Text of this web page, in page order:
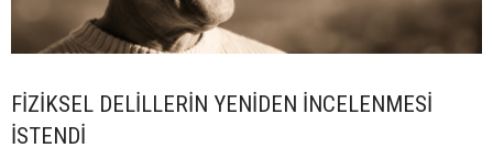
FİZİKSEL DELİLLERİN YENİDEN İNCELENMESİ
İSTENDİ